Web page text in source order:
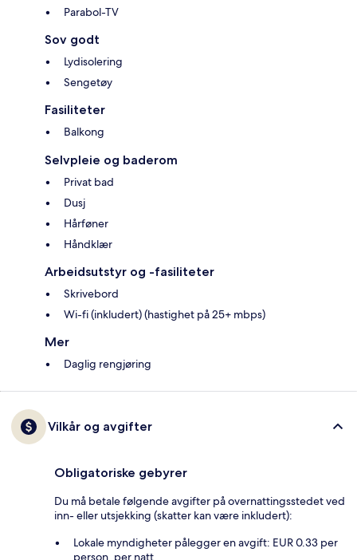
Parabol-TV
Sov godt
Lydisolering
Sengetøy
Fasiliteter
Balkong
Selvpleie og baderom
Privat bad
Dusj
Hårføner
Håndklær
Arbeidsutstyr og -fasiliteter
Skrivebord
Wi-fi (inkludert) (hastighet på 25+ mbps)
Mer
Daglig rengjøring
Vilkår og avgifter
Obligatoriske gebyrer
Du må betale følgende avgifter på overnattingsstedet ved
inn- eller utsjekking (skatter kan være inkludert):
Lokale myndigheter pålegger en avgift: EUR 0.33 per
person, per natt